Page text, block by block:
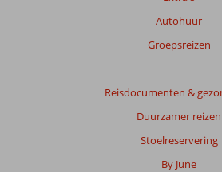
Autohuur
Groepsreizen
Reisdocumenten &
Duurzamer reizen
Stoelreservering
By June